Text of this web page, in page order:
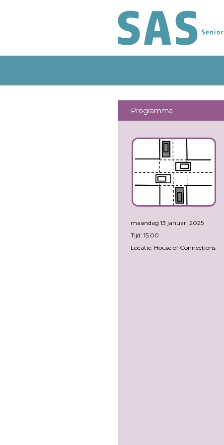
Programma
maandag 13 januari 2025
Tijd: 15.00
Locatie: House of Connections